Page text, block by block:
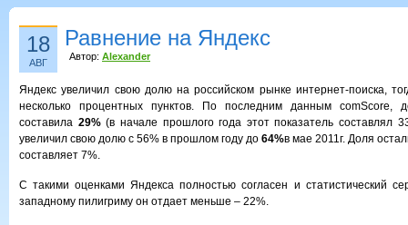
18
АВГ
Равнение на Яндекс
Автор: Alexander
Яндекс увеличил свою долю на российском рынке интернет-поиска,
несколько процентных пунктов. По последним данным comScore,
составила 29%(в начале прошлого года этот показатель составлял
увеличил свою долю с 56% в прошлом году до 64%в мае 2011г. Доля
составляет 7%.
С такими оценками Яндекса полностью согласен и статистический
западному пилигриму он отдает меньше – 22%.